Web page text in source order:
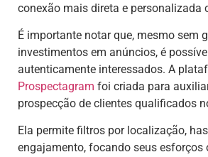
conexão mais direta e personalizada
É importante notar que, mesmo sem
investimentos em anúncios, é
autenticamente interessados. A
Prospectagram foi criada para
prospecção de clientes qualificados
Ela permite filtros por localização,
engajamento, focando seus esforços